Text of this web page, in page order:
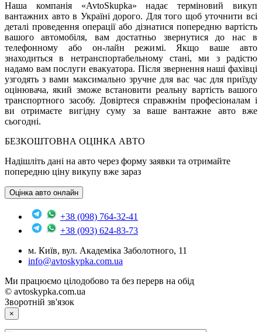
Наша компанія «AvtoSkupka» надає терміновий викуп
вантажних авто в Україні дорого. Для того щоб уточнити всі
деталі проведення операції або дізнатися попередню вартість
вашого автомобіля, вам достатньо звернутися до нас в
телефонному або он-лайн режимі. Якщо ваше авто
знаходиться в нетранспортабельному стані, ми з радістю
надамо вам послуги евакуатора. Після звернення наші фахівці
узгодять з вами максимально зручне для вас час для приїзду
оцінювача, який зможе встановити реальну вартість вашого
транспортного засобу. Довіртеся справжнім професіоналам і
ви отримаєте вигідну суму за ваше вантажне авто вже
сьогодні.
БЕЗКОШТОВНА ОЦІНКА АВТО
Надішліть дані на авто через форму заявки та отримайте
попередню ціну викупу вже зараз
Оцінка авто онлайн
+38 (098) 764-32-41
+38 (093) 624-83-73
м. Київ, вул. Академіка Заболотного, 11
info@avtoskypka.com.ua
Ми працюємо цілодобово та без перерв на обід
© avtoskypka.com.ua
Зворотній зв'язок
×